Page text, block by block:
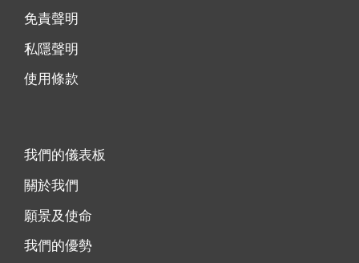
免責聲明
私隱聲明
使用條款
我們的儀表板
關於我們
願景及使命
我們的優勢